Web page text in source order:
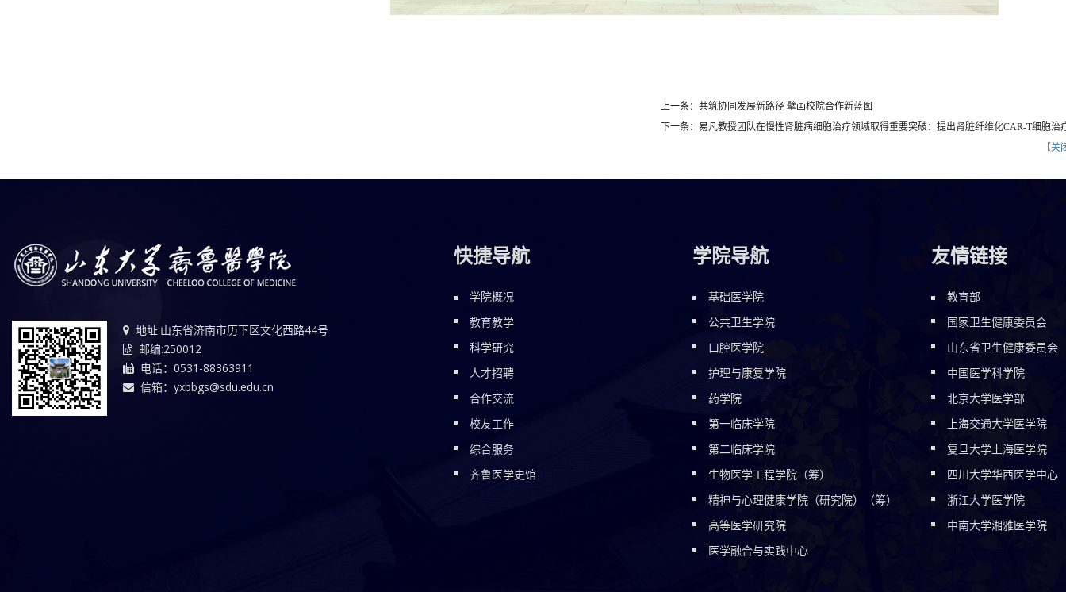
上一条：共筑协同发展新路径 擘画校院合作新蓝图
下一条：易凡教授团队在慢性肾脏病细胞治疗领域取得重要突破：提出肾脏纤维化CAR-T细胞治
【关
地址:山东省济南市历下区文化西路44号
邮编:250012
电话：0531-88363911
信箱：yxbbgs@sdu.edu.cn
快捷导航
学院概况
教育教学
科学研究
人才招聘
合作交流
校友工作
综合服务
齐鲁医学史馆
学院导航
基础医学院
公共卫生学院
口腔医学院
护理与康复学院
药学院
第一临床学院
第二临床学院
生物医学工程学院（筹）
精神与心理健康学院（研究院）（筹）
高等医学研究院
医学融合与实践中心
友情链接
教育部
国家卫生健康委员会
山东省卫生健康委员会
中国医学科学院
北京大学医学部
上海交通大学医学院
复旦大学上海医学院
四川大学华西医学中心
浙江大学医学院
中南大学湘雅医学院